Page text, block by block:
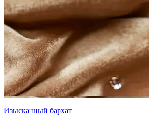
Изысканный бархат